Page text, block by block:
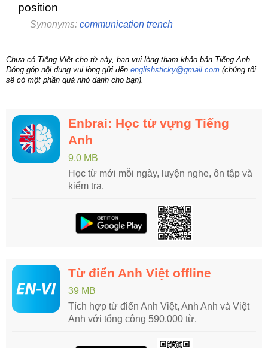
position
Synonyms: communication trench
Chưa có Tiếng Việt cho từ này, bạn vui lòng tham khảo bản Tiếng Anh.
Đóng góp nội dung vui lòng gửi đến englishsticky@gmail.com (chúng tôi
sẽ có một phần quà nhỏ dành cho bạn).
Enbrai: Học từ vựng Tiếng
Anh
9,0 MB
Học từ mới mỗi ngày, luyện nghe, ôn tập và
kiểm tra.
Từ điển Anh Việt offline
39 MB
Tích hợp từ điển Anh Việt, Anh Anh và Việt
Anh với tổng cộng 590.000 từ.